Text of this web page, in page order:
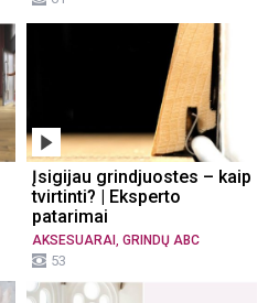
Įsigijau grindjuostes – kaip
tvirtinti? | Eksperto
patarimai
AKSESUARAI GRINDŲ ABC
53